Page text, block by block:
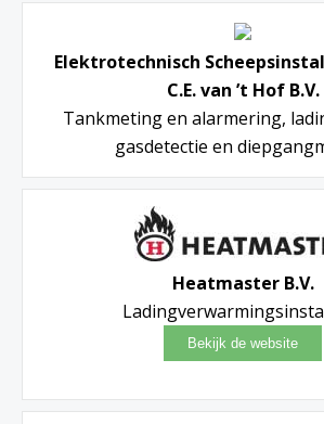
Elektrotechnisch
C.E. van ’t Hof B.V.
Tankmeting en alarmering,
gasdetectie en
Heatmaster B.V.